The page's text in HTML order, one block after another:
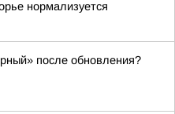
нормализуется
после обновления?